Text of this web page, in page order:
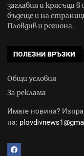
заглавия и крясъци
бъдеще и на
Пловдив и региона.
ПОЛЕЗНИ ВРЪЗКИ
Общи условия
За реклама
Имате новина?
на: